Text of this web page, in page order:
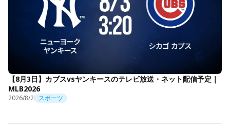
【8月3日】カブスvsヤンキースのテレビ放送・ネット配信予定｜
MLB2026
2026/8/2 スポーツ